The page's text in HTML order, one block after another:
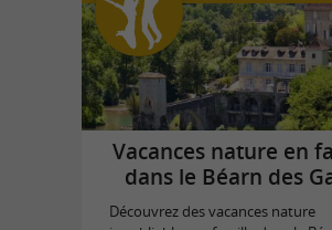
Vacances nature en
dans le Béarn des
Découvrez des vacances nature